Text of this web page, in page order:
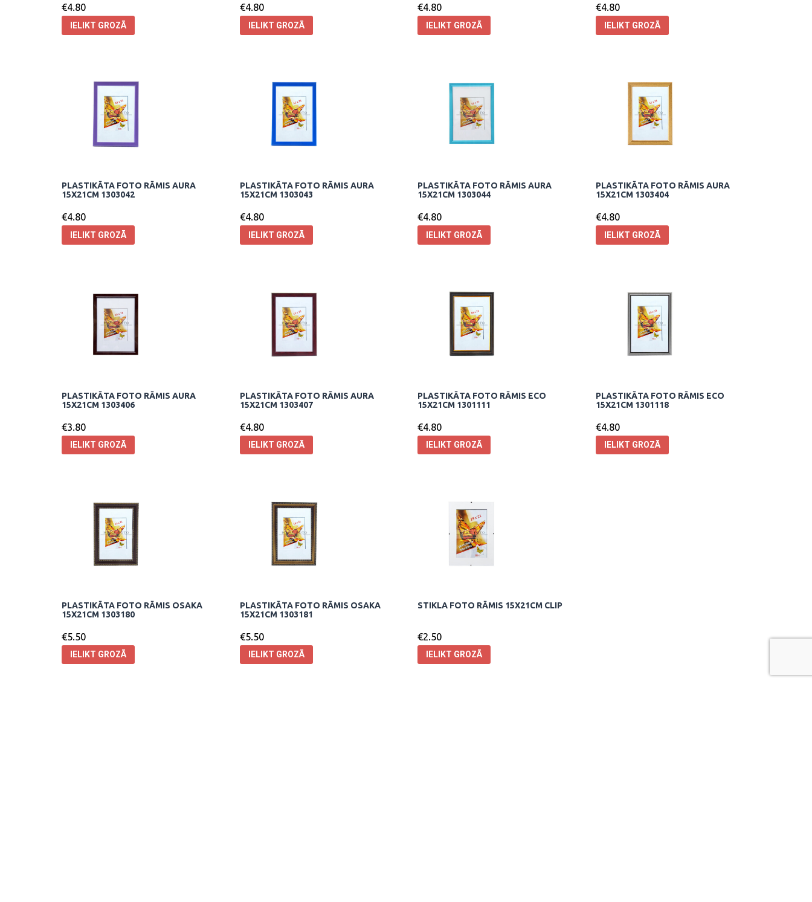
€4.80
IELIKT GROZĀ
€4.80
IELIKT GROZĀ
€4.80
IELIKT GROZĀ
€4.80
IELIKT GROZĀ
PLASTIKĀTA FOTO RĀMIS AURA
15X21CM 1303042
€4.80
IELIKT GROZĀ
PLASTIKĀTA FOTO RĀMIS AURA
15X21CM 1303043
€4.80
IELIKT GROZĀ
PLASTIKĀTA FOTO RĀMIS AURA
15X21CM 1303044
€4.80
IELIKT GROZĀ
PLASTIKĀTA FOTO RĀMIS AURA
15X21CM 1303404
€4.80
IELIKT GROZĀ
PLASTIKĀTA FOTO RĀMIS AURA
15X21CM 1303406
€3.80
IELIKT GROZĀ
PLASTIKĀTA FOTO RĀMIS AURA
15X21CM 1303407
€4.80
IELIKT GROZĀ
PLASTIKĀTA FOTO RĀMIS ECO
15X21CM 1301111
€4.80
IELIKT GROZĀ
PLASTIKĀTA FOTO RĀMIS ECO
15X21CM 1301118
€4.80
IELIKT GROZĀ
PLASTIKĀTA FOTO RĀMIS OSAKA
15X21CM 1303180
€5.50
IELIKT GROZĀ
PLASTIKĀTA FOTO RĀMIS OSAKA
15X21CM 1303181
€5.50
IELIKT GROZĀ
STIKLA FOTO RĀMIS 15X21CM CLIP
€2.50
IELIKT GROZĀ